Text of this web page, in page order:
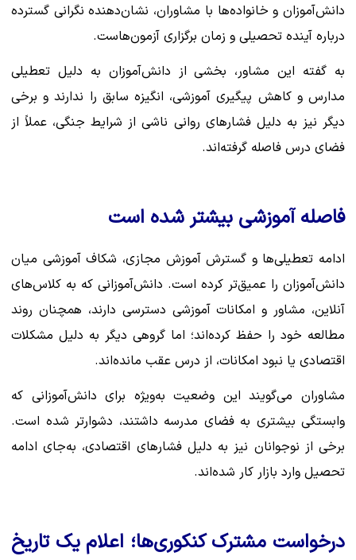
دانش‌آموزان و خانواده‌ها با مشاوران، نشان‌دهنده نگرانی گسترده
درباره آینده تحصیلی و زمان برگزاری آزمون‌هاست.
به گفته این مشاور، بخشی از دانش‌آموزان به دلیل تعطیلی
مدارس و کاهش پیگیری آموزشی، انگیزه سابق را ندارند و برخی
دیگر نیز به دلیل فشارهای روانی ناشی از شرایط جنگی، عملاً از
فضای درس فاصله گرفته‌اند.
فاصله آموزشی بیشتر شده است
ادامه تعطیلی‌ها و گسترش آموزش مجازی، شکاف آموزشی میان
دانش‌آموزان را عمیق‌تر کرده است. دانش‌آموزانی که به کلاس‌های
آنلاین، مشاور و امکانات آموزشی دسترسی دارند، همچنان روند
مطالعه خود را حفظ کرده‌اند؛ اما گروهی دیگر به دلیل مشکلات
اقتصادی یا نبود امکانات، از درس عقب مانده‌اند.
مشاوران می‌گویند این وضعیت به‌ویژه برای دانش‌آموزانی که
وابستگی بیشتری به فضای مدرسه داشتند، دشوارتر شده است.
برخی از نوجوانان نیز به دلیل فشارهای اقتصادی، به‌جای ادامه
تحصیل وارد بازار کار شده‌اند.
درخواست مشترک کنکوری‌ها؛ اعلام یک تاریخ